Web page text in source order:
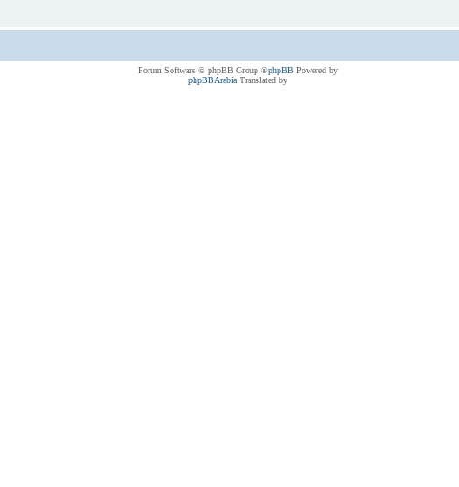
Powered by
phpBB
® Forum Software © phpBB Group
Translated by
phpBBArabia